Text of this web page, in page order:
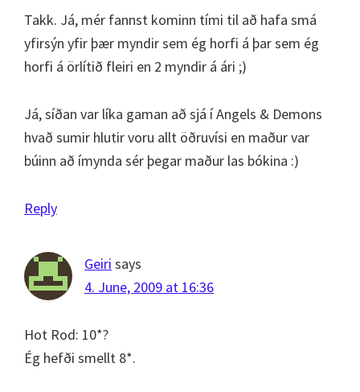
Takk. Já, mér fannst kominn tími til að hafa smá
yfirsýn yfir þær myndir sem ég horfi á þar sem ég
horfi á örlítið fleiri en 2 myndir á ári ;)
Já, síðan var líka gaman að sjá í Angels & Demons
hvað sumir hlutir voru allt öðruvísi en maður var
búinn að ímynda sér þegar maður las bókina :)
Reply
Geiri says
4. June, 2009 at 16:36
Hot Rod: 10*?
Ég hefði smellt 8*.